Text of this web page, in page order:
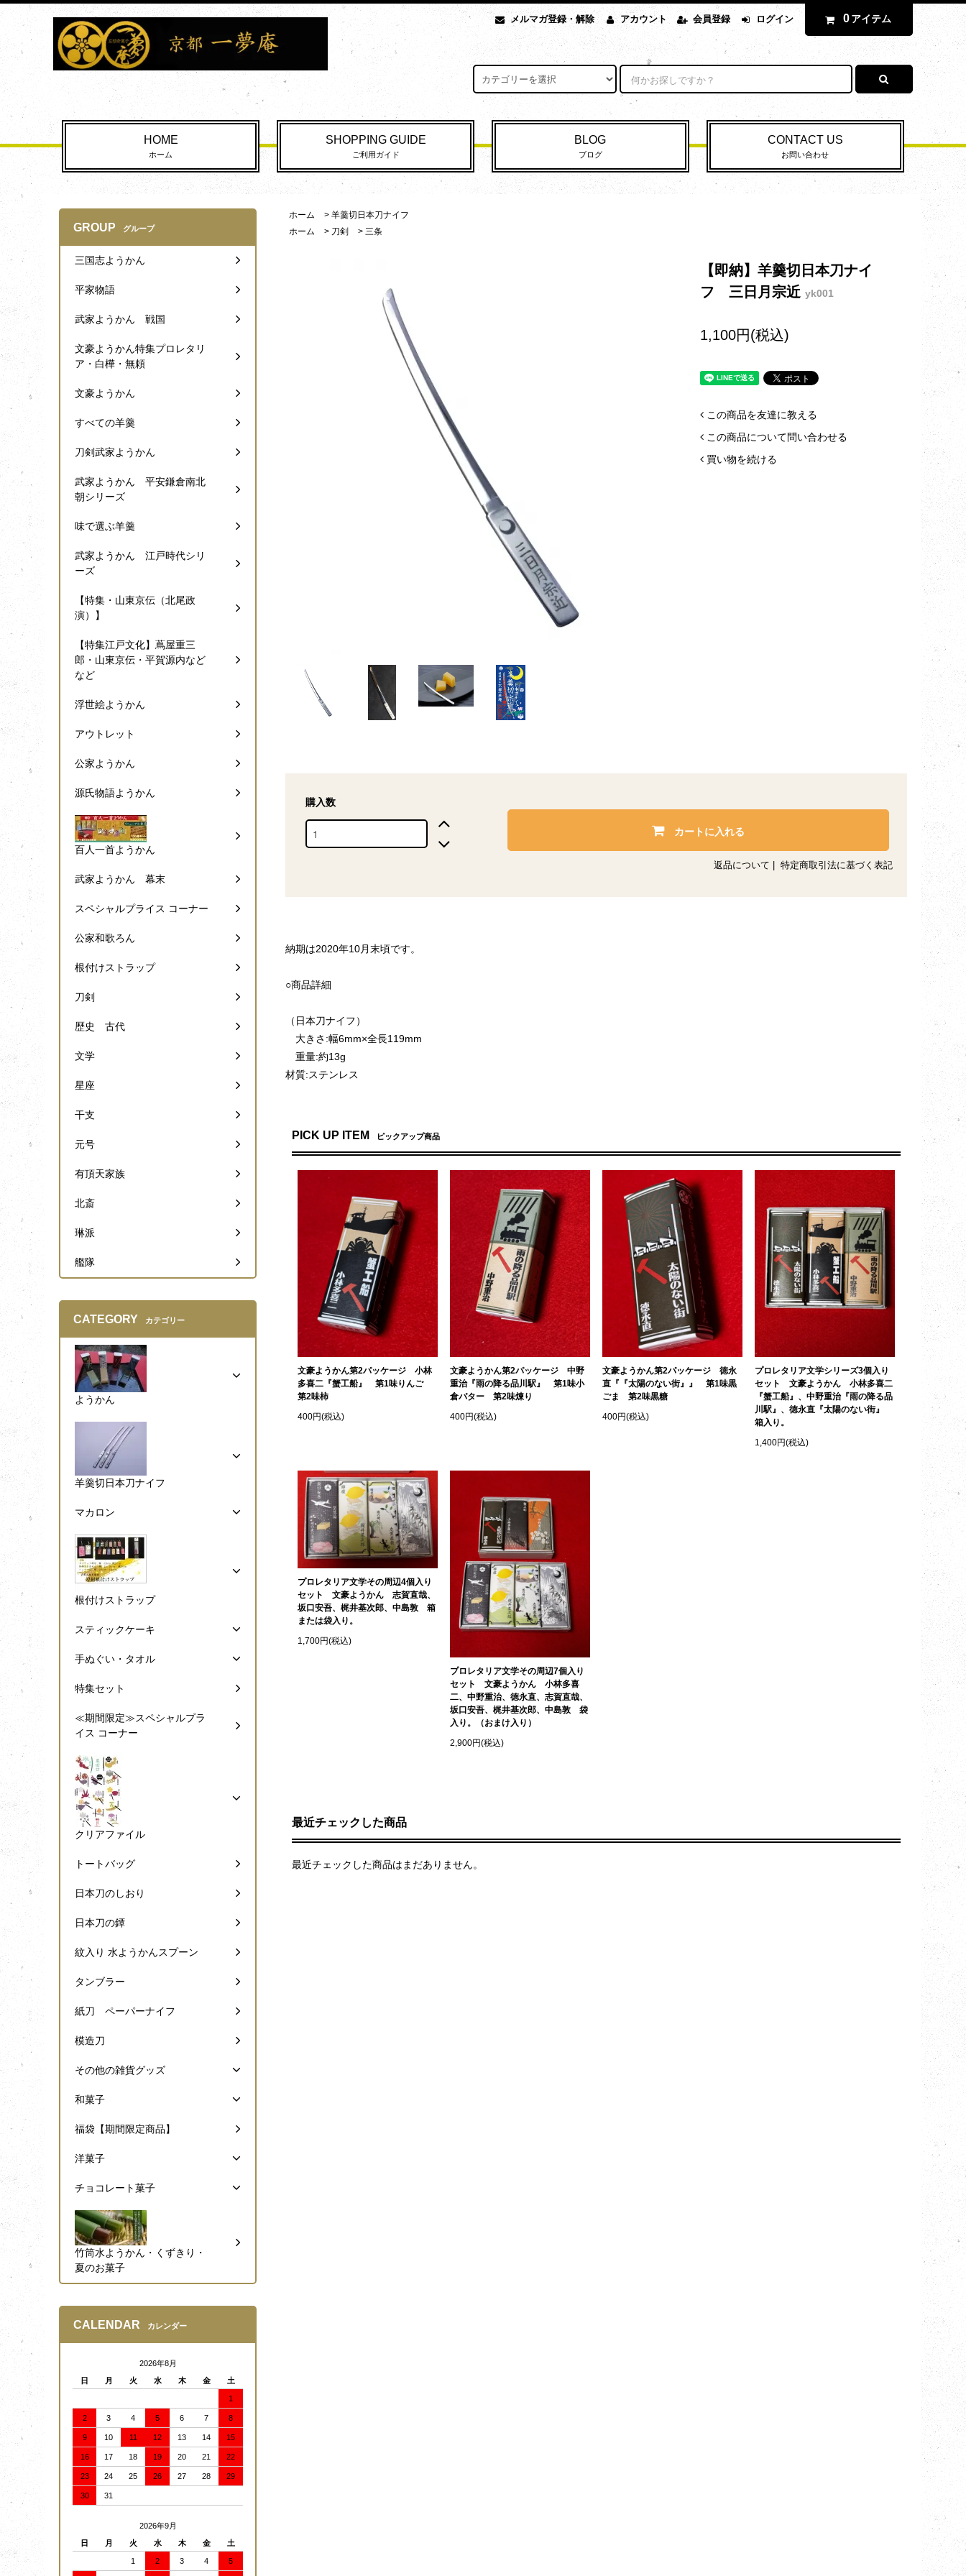
メルマガ登録・解除 アカウント 会員登録 ログイン 0 アイテム
HOME
ホーム
SHOPPING GUIDE
ご利用ガイド
BLOG
ブログ
CONTACT US
お問い合わせ
ホーム > 羊羹切日本刀ナイフ
ホーム
> 刀剣 > 三条
【即納】羊羹切日本刀ナイ
フ 三日月宗近 yk001
1,100円(税込)
この商品を友達に教える
この商品について問い合わせる
買い物を続ける
購入数
カートに入れる
返品について 特定商取引法に基づく表記
納期は2020年10月末頃です。
○商品詳細
（日本刀ナイフ）
大きさ:幅6mm×全長119mm
重量:約13g
材質:ステンレス
PICK UP ITEM ピックアップ商品
文豪ようかん第2パッケージ 小林
多喜二『蟹工船』 第1味りんご
第2味柿
400円(税込)
文豪ようかん第2パッケージ 中野
重治『雨の降る品川駅』 第1味小
倉バター 第2味煉り
400円(税込)
文豪ようかん第2パッケージ 徳永
直『『太陽のない街』』 第1味黒
ごま 第2味黒糖
400円(税込)
プロレタリア文学シリーズ3個入り
セット 文豪ようかん 小林多喜二
『蟹工船』、中野重治『雨の降る品
川駅』、徳永直『太陽のない街』
箱入り。
1,400円(税込)
プロレタリア文学その周辺4個入り
セット 文豪ようかん 志賀直哉、
坂口安吾、梶井基次郎、中島敦 箱
または袋入り。
1,700円(税込)
プロレタリア文学その周辺7個入り
セット 文豪ようかん 小林多喜
二、中野重治、徳永直、志賀直哉、
坂口安吾、梶井基次郎、中島敦 袋
入り。（おまけ入り）
2,900円(税込)
最近チェックした商品
最近チェックした商品はまだありません。
GROUP グループ
三国志ようかん
平家物語
武家ようかん 戦国
文豪ようかん特集プロレタリ
ア・白樺・無頼
文豪ようかん
すべての羊羹
刀剣武家ようかん
武家ようかん 平安鎌倉南北
朝シリーズ
味で選ぶ羊羹
武家ようかん 江戸時代シリ
ーズ
【特集・山東京伝（北尾政
演）】
【特集江戸文化】蔦屋重三
郎・山東京伝・平賀源内など
など
浮世絵ようかん
アウトレット
公家ようかん
源氏物語ようかん
百人一首ようかん
武家ようかん 幕末
スペシャルプライス コーナー
公家和歌ろん
根付けストラップ
刀剣
歴史 古代
文学
星座
干支
元号
有頂天家族
北斎
琳派
艦隊
CATEGORY カテゴリー
ようかん
羊羹切日本刀ナイフ
マカロン
根付けストラップ
スティックケーキ
手ぬぐい・タオル
特集セット
≪期間限定≫スペシャルプラ
イス コーナー
クリアファイル
トートバッグ
日本刀のしおり
日本刀の鐔
紋入り 水ようかんスプーン
タンブラー
紙刀 ペーパーナイフ
模造刀
その他の雑貨グッズ
和菓子
福袋【期間限定商品】
洋菓子
チョコレート菓子
竹筒水ようかん・くずきり・
夏のお菓子
CALENDAR カレンダー
2026年8月
日
月 火 水 木 金 土
1
2 3 4 5 6 7 8
9 10 11 12 13 14 15
16 17 18 19 20 21 22
23 24 25 26 27 28 29
30 31
2026年9月
日
月 火 水 木 金 土
1 2 3 4 5